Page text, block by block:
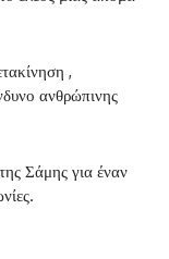
,
ανθρώπινης
Σάμης για έναν